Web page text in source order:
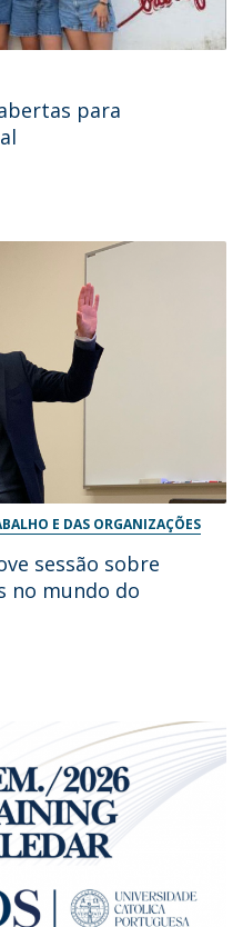
para
E DAS ORGANIZAÇÕES
sessão sobre
no mundo do